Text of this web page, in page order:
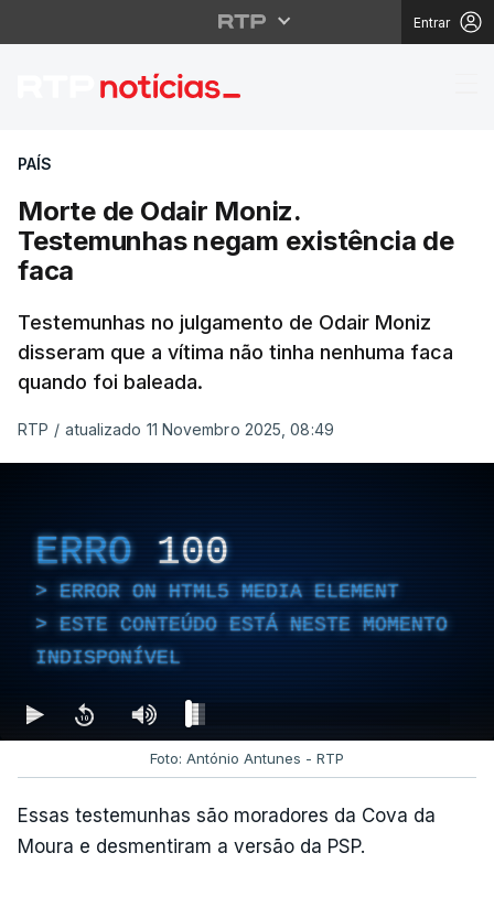
Entrar
Morte de Odair
PAÍS
Morte de Odair Moniz.
Testemunhas negam existência de
faca
Testemunhas no julgamento de Odair Moniz
disseram que a vítima não tinha nenhuma faca
quando foi baleada.
RTP / atualizado 11 Novembro 2025, 08:49
ERRO 100
ERROR ON HTML5 MEDIA ELEMENT
ESTE CONTEÚDO ESTÁ NESTE MOMENTO
INDISPONÍVEL
Foto: António Antunes - RTP
Essas testemunhas são moradores da Cova da
Moura e desmentiram a versão da PSP.